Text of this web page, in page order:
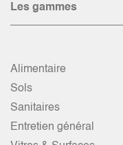
Les gammes
Alimentaire
Sols
Sanitaires
Entretien général